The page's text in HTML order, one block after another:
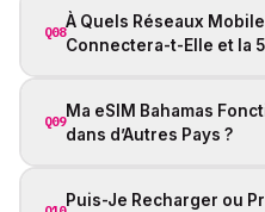
Q08
À Quels Réseaux
Connectera-t-Elle et la
Q09
Ma eSIM Bahamas
dans d’Autres Pays ?
Puis-Je Recharger ou